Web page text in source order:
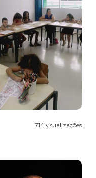
714 visualizações